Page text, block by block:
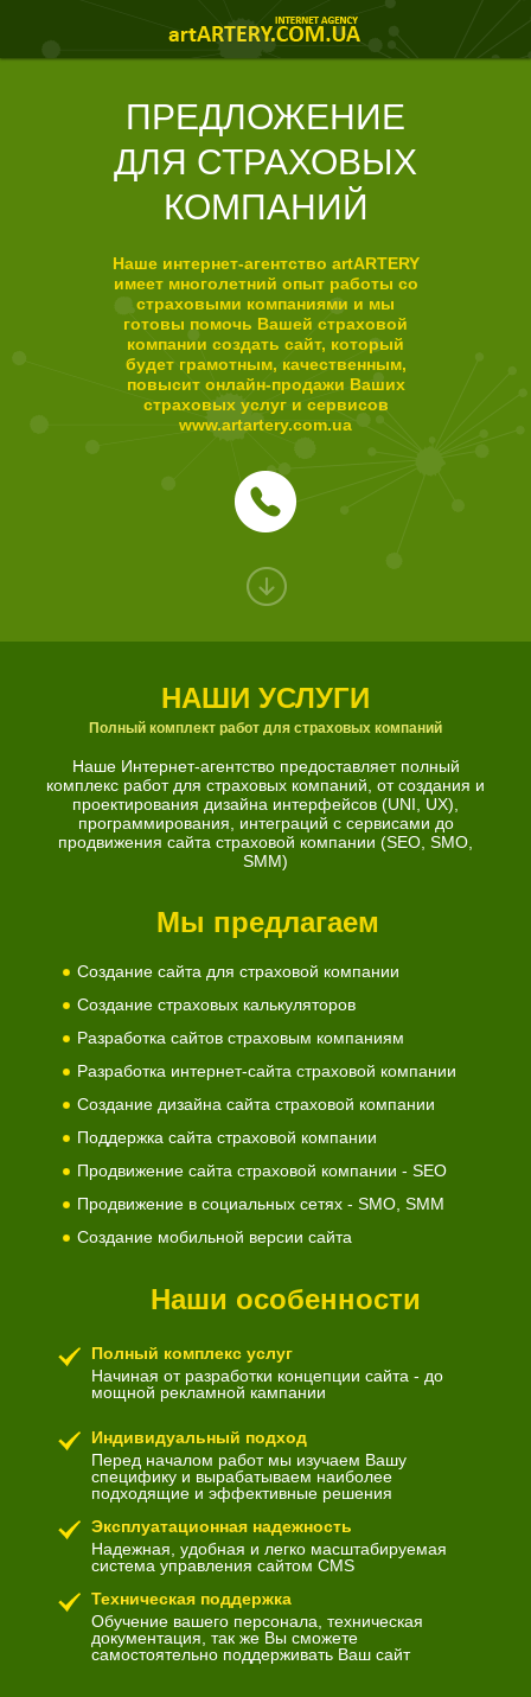
ПРЕДЛОЖЕНИЕ
ДЛЯ СТРАХОВЫХ
КОМПАНИЙ
Наше интернет-агентство artARTERY
имеет многолетний опыт работы со
страховыми компаниями и мы
готовы помочь Вашей страховой
компании создать сайт, который
будет грамотным, качественным,
повысит онлайн-продажи Ваших
страховых услуг и сервисов
www.artartery.com.ua
НАШИ УСЛУГИ
Полный комплект работ для страховых компаний
Наше Интернет-агентство предоставляет полный
комплекс работ для страховых компаний, от создания и
проектирования дизайна интерфейсов (UNI, UX),
программирования, интеграций с сервисами до
продвижения сайта страховой компании (SEO, SMO,
SMM)
Мы предлагаем
Создание сайта для страховой компании
Создание страховых калькуляторов
Разработка сайтов страховым компаниям
Разработка интернет-сайта страховой компании
Создание дизайна сайта страховой компании
Поддержка сайта страховой компании
Продвижение сайта страховой компании - SEO
Продвижение в социальных сетях - SMO, SMM
Создание мобильной версии сайта
Наши особенности
Полный комплекс услуг
Начиная от разработки концепции сайта - до
мощной рекламной кампании
Индивидуальный подход
Перед началом работ мы изучаем Вашу
специфику и вырабатываем наиболее
подходящие и эффективные решения
Эксплуатационная надежность
Надежная, удобная и легко масштабируемая
система управления сайтом CMS
Техническая поддержка
Обучение вашего персонала, техническая
документация, так же Вы сможете
самостоятельно поддерживать Ваш сайт